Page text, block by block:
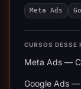
Meta Ads
CURSOS DESSE
Meta Ads —
Google Ads —